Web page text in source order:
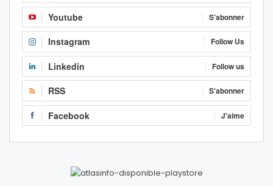
Youtube S'abonner
Instagram Follow Us
Linkedin Follow us
RSS S'abonner
Facebook J'aime